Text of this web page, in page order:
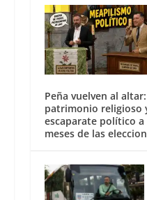
Peña vuelven al altar:
patrimonio religioso
escaparate político a
meses de las